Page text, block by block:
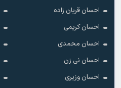
احسان قربان زاده
احسان کریمی
احسان محمدی
احسان نی زن
احسان وزیری